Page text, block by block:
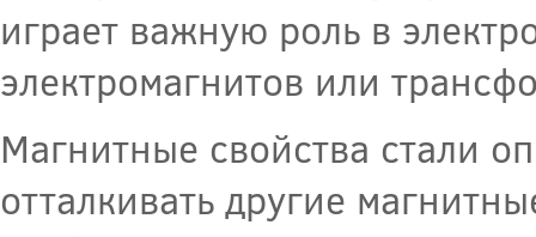
играет важную роль в
электромагнитов или
Магнитные свойства стали
отталкивать другие